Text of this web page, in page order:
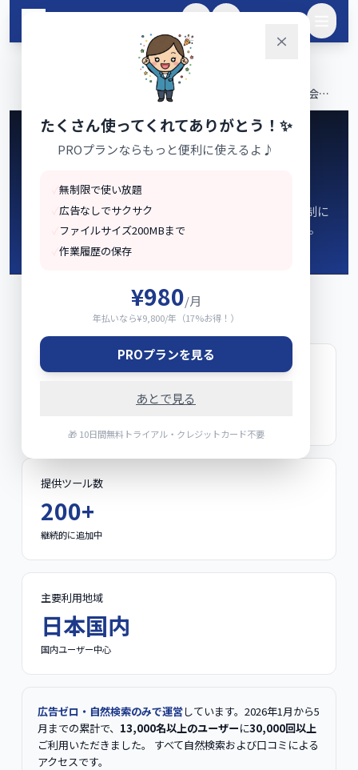
メインコンテンツへスキップ
数字で見るyamada-tools.jp｜利用状況・データ出典・運営会社
ホーム / 運営情報 / 数字で見るyamada-tools.jp
数字で見るyamada-tools.jp
yamada-tools.jpの利用状況、データの出典、運営体制に
ついて公開しています。 すべて事実に基づく数字です。
月間アクティブユーザー
提供ツール数
200+
継続的に追加中
主要利用地域
日本国内
国内ユーザー中心
広告ゼロ・自然検索のみで運営しています。2026年1月から5
月までの累計で、 13,000名以上のユーザーに30,000回以上
ご利用いただきました。 すべて自然検索および口コミによる
アクセスです。
たくさん使ってくれてありがとう！✨
PROプランならもっと便利に使えるよ♪
無制限で使い放題
広告なしでサクサク
ファイルサイズ200MBまで
作業履歴の保存
¥980/月
年払いなら¥9,800/年（17%お得！）
PROプランを見る
あとで見る
🎁 10日間無料トライアル・クレジットカード不要